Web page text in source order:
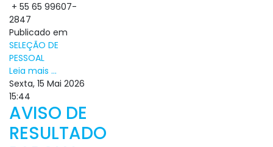
+ 55 65 99607-
2847
Publicado em
SELEÇÃO DE
PESSOAL
Leia mais ...
Sexta, 15 Mai 2026
15:44
AVISO DE
RESULTADO